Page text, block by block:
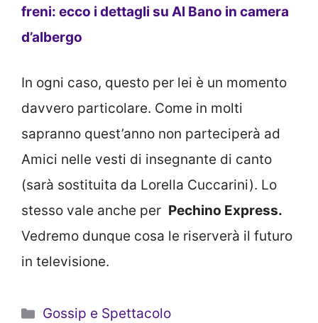
freni: ecco i dettagli su Al Bano in camera
d’albergo
In ogni caso, questo per lei è un momento
davvero particolare. Come in molti
sapranno quest’anno non parteciperà ad
Amici nelle vesti di insegnante di canto
(sarà sostituita da Lorella Cuccarini). Lo
stesso vale anche per Pechino Express.
Vedremo dunque cosa le riserverà il futuro
in televisione.
Categorie
Gossip e Spettacolo